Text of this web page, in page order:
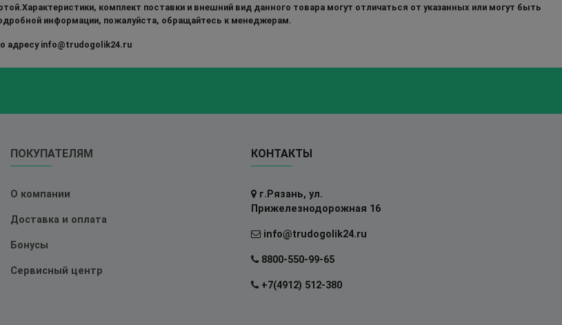
комплект поставки и внешний вид данного товара могут отличаться от указанных или могут быть
информации, пожалуйста, обращайтесь к менеджерам.
адресу info@trudogolik24.ru
ПОКУПАТЕЛЯМ
О компании
Доставка и оплата
Бонусы
Сервисный центр
КОНТАКТЫ
г.Рязань, ул.
Прижелезнодорожная 16
info@trudogolik24.ru
8800-550-99-65
+7(4912) 512-380